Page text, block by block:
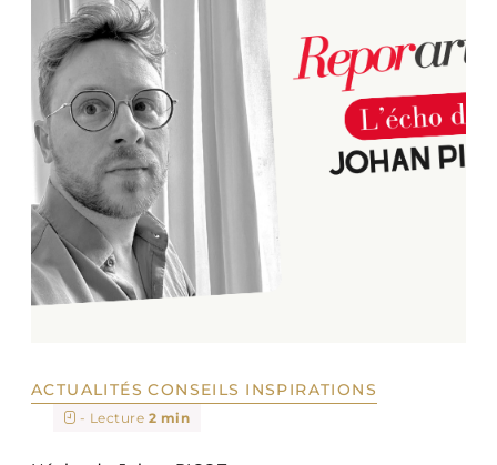
ACTUALITÉS CONSEILS INSPIRATIONS
- Lecture 2 min